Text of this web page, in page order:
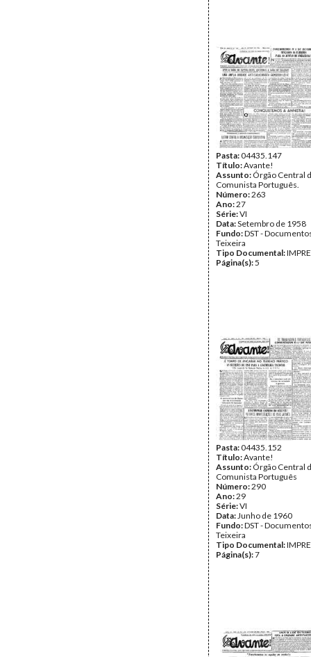
Pasta:04435.147
Título:Avante!
Assunto: Órgão Central
Comunista Português.
Número:263
Ano:27
Série:VI
Data:Setembro de 1958
Fundo:DST -
Teixeira
Tipo Documental:
Página(s):5
Pasta:04435.152
Título:Avante!
Assunto: Órgão Central
Comunista Português
Número:290
Ano:29
Série:VI
Data:Junho de 1960
Fundo:DST -
Teixeira
Tipo Documental:
Página(s):7